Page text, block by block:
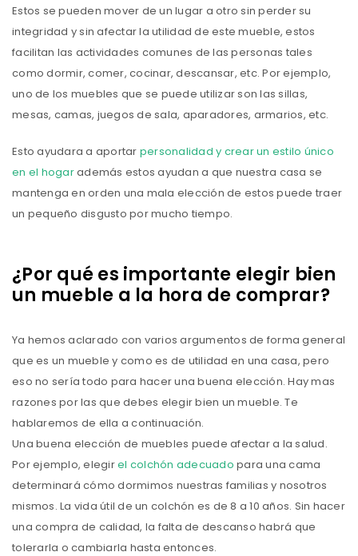
Estos se pueden mover de un lugar a otro sin perder su
integridad y sin afectar la utilidad de este mueble, estos
facilitan las actividades comunes de las personas tales
como dormir, comer, cocinar, descansar, etc. Por ejemplo,
uno de los muebles que se puede utilizar son las sillas,
mesas, camas, juegos de sala, aparadores, armarios, etc.
Esto ayudara a aportar personalidad y crear un estilo único
en el hogarademás estos ayudan a que nuestra casa se
mantenga en orden una mala elección de estos puede traer
un pequeño disgusto por mucho tiempo.
¿Por qué es importante elegir bien
un mueble a la hora de comprar?
Ya hemos aclarado con varios argumentos de forma general
que es un mueble y como es de utilidad en una casa, pero
eso no sería todo para hacer una buena elección. Hay mas
razones por las que debes elegir bien un mueble. Te
hablaremos de ella a continuación.
Una buena elección de muebles puede afectar a la salud.
Por ejemplo, elegirel colchón adecuado para una cama
determinará cómo dormimos nuestras familias y nosotros
mismos. La vida útil de un colchón es de 8 a 10 años. Sin hacer
una compra de calidad, la falta de descanso habrá que
tolerarla o cambiarla hasta entonces.